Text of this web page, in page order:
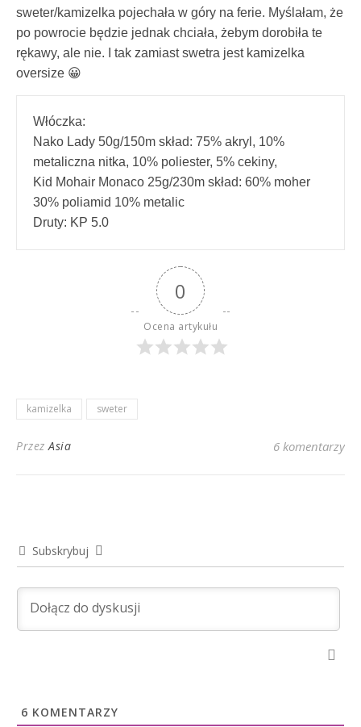
sweter/kamizelka pojechała w góry na ferie. Myślałam, że
po powrocie będzie jednak chciała, żebym dorobiła te
rękawy, ale nie. I tak zamiast swetra jest kamizelka
oversize 😀
Włóczka:
Nako Lady 50g/150m skład: 75% akryl, 10%
metaliczna nitka, 10% poliester, 5% cekiny,
Kid Mohair Monaco 25g/230m skład: 60% moher
30% poliamid 10% metalic
Druty: KP 5.0
0
Ocena artykułu
kamizelka sweter
PrzezAsia 6 komentarzy
Subskrybuj
6 KOMENTARZY